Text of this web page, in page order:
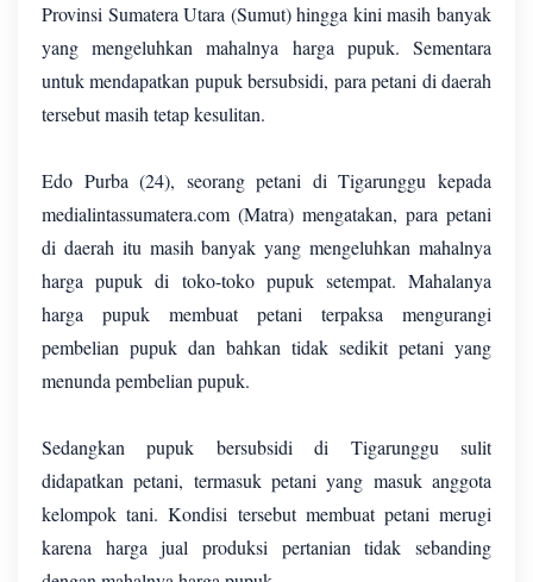
Provinsi Sumatera Utara (Sumut) hingga kini masih banyak
yang mengeluhkan mahalnya harga pupuk. Sementara
untuk mendapatkan pupuk bersubsidi, para petani di daerah
tersebut masih tetap kesulitan.
Edo Purba (24), seorang petani di Tigarunggu kepada
medialintassumatera.com (Matra) mengatakan, para petani
di daerah itu masih banyak yang mengeluhkan mahalnya
harga pupuk di toko-toko pupuk setempat. Mahalanya
harga pupuk membuat petani terpaksa mengurangi
pembelian pupuk dan bahkan tidak sedikit petani yang
menunda pembelian pupuk.
Sedangkan pupuk bersubsidi di Tigarunggu sulit
didapatkan petani, termasuk petani yang masuk anggota
kelompok tani. Kondisi tersebut membuat petani merugi
karena harga jual produksi pertanian tidak sebanding